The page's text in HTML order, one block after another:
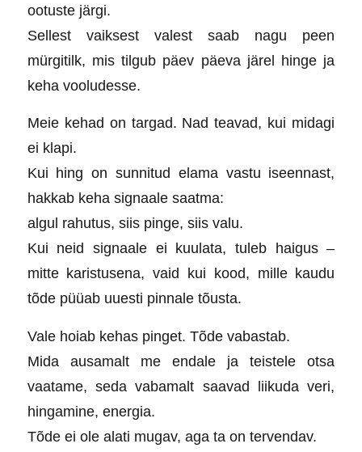
ootuste järgi.
Sellest vaiksest valest saab nagu peen
mürgitilk, mis tilgub päev päeva järel hinge ja
keha vooludesse.
Meie kehad on targad. Nad teavad, kui midagi
ei klapi.
Kui hing on sunnitud elama vastu iseennast,
hakkab keha signaale saatma:
algul rahutus, siis pinge, siis valu.
Kui neid signaale ei kuulata, tuleb haigus –
mitte karistusena, vaid kui kood, mille kaudu
tõde püüab uuesti pinnale tõusta.
Vale hoiab kehas pinget. Tõde vabastab.
Mida ausamalt me endale ja teistele otsa
vaatame, seda vabamalt saavad liikuda veri,
hingamine, energia.
Tõde ei ole alati mugav, aga ta on tervendav.